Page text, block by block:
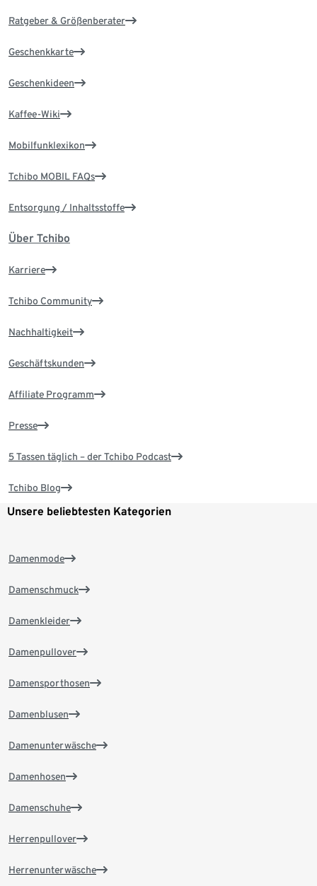
Ratgeber & Größenberater
Geschenkkarte
Geschenkideen
Kaffee-Wiki
Mobilfunklexikon
Tchibo MOBIL FAQs
Entsorgung / Inhaltsstoffe
Über Tchibo
Karriere
Tchibo Community
Nachhaltigkeit
Geschäftskunden
Affiliate Programm
Presse
5 Tassen täglich – der Tchibo Podcast
Tchibo Blog
Unsere beliebtesten Kategorien
Damenmode
Damenschmuck
Damenkleider
Damenpullover
Damensporthosen
Damenblusen
Damenunterwäsche
Damenhosen
Damenschuhe
Herrenpullover
Herrenunterwäsche